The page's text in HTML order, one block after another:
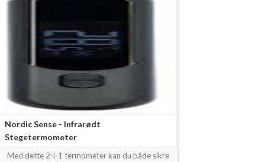
Nordic Sense - Infrarødt
Stegetermometer
Med dette 2-i-1 termometer kan du både sikre